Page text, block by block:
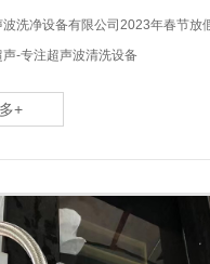
洗净设备有限公司2023年春节放
-专注超声波清洗设备
+